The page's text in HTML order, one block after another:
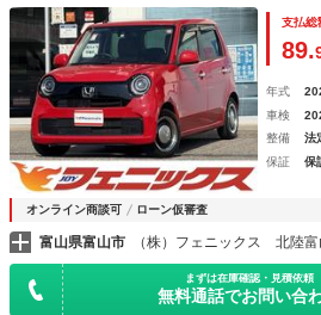
ダプティブクルコン☆純正インター
Ｂｌｕｅｔｏｏｔｈ☆ＤＶＤ再生☆ビ
ラレコ☆オートＬＥＤライト☆試乗Ｏ
支払総
89.
年式
車検
整備
法
保証
保
オンライン商談可 ローン仮審査
富山県富山市 （株）フェニックス 北陸
まずは在庫確認・見積依頼
無料通話でお問い合